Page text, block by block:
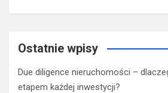
Ostatnie wpisy
Due diligence nieruchomości –
etapem każdej inwestycji?